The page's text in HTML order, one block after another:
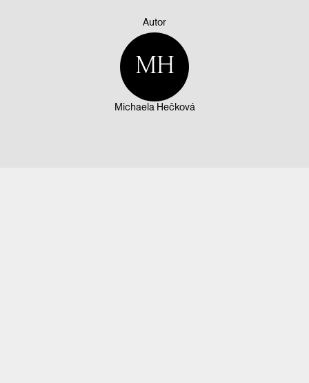
Autor
MH
Michaela Hečková